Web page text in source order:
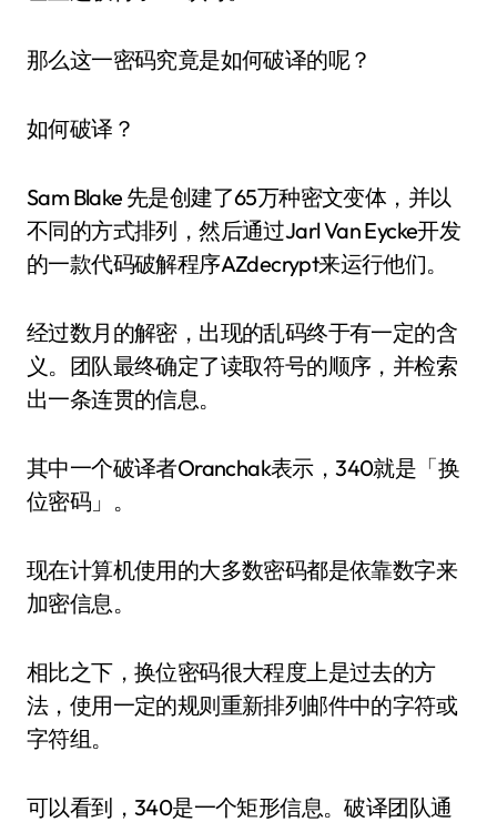
那么这一密码究竟是如何破译的呢？
如何破译？
Sam Blake 先是创建了65万种密文变体，并以
不同的方式排列，然后通过Jarl Van Eycke开发
的一款代码破解程序AZdecrypt来运行他们。
经过数月的解密，出现的乱码终于有一定的含
义。团队最终确定了读取符号的顺序，并检索
出一条连贯的信息。
其中一个破译者Oranchak表示，340就是「换
位密码」。
现在计算机使用的大多数密码都是依靠数字来
加密信息。
相比之下，换位密码很大程度上是过去的方
法，使用一定的规则重新排列邮件中的字符或
字符组。
可以看到，340是一个矩形信息。破译团队通